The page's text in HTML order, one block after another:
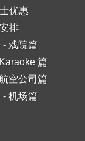
优惠
排
- 戏院篇
篇
空公司篇
- 机场篇